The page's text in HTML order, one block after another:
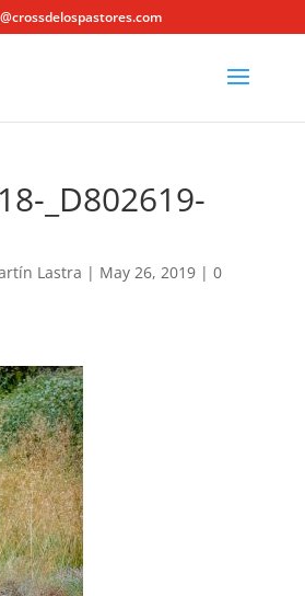
_D802619-
Lastra | May 26, 2019| 0